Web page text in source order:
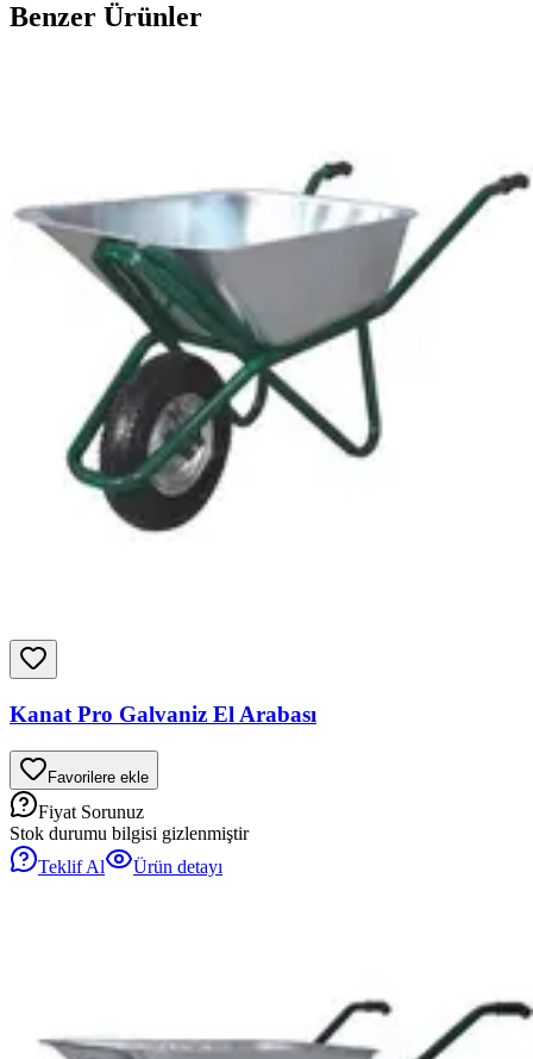
Benzer Ürünler
Kanat Pro Galvaniz El Arabası
Favorilere ekle
Fiyat Sorunuz
Stok durumu bilgisi gizlenmiştir
Teklif Al
Ürün detayı